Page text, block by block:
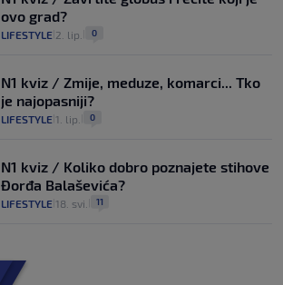
ovo grad?
LIFESTYLE 2. lip. 0
N1 kviz / Zmije, meduze, komarci... Tko
je najopasniji?
LIFESTYLE 1. lip. 0
N1 kviz / Koliko dobro poznajete stihove
Đorđa Balaševića?
LIFESTYLE 18. svi. 11